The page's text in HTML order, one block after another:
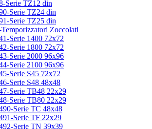
Serie TZ12 din
Serie TZ24 din
Serie TZ25 din
Zoccolati
Serie 1400 72x72
Serie 1800 72x72
Serie 2000 96x96
Serie 2100 96x96
Serie S45 72x72
Serie S48 48x48
Serie TB48 22x29
Serie TB80 22x29
Serie TC 48x48
Serie TF 22x29
Serie TN 39x39